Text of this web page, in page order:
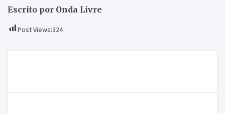
Escrito por Onda Livre
Post Views:324
artigos